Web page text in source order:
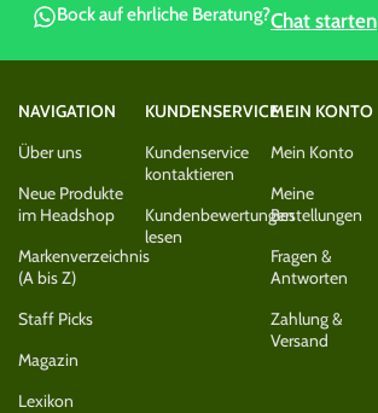
Bock auf ehrliche Beratung?Chat starten
NAVIGATION
Über uns
Neue Produkte
im Headshop
Markenverzeichnis
(A bis Z)
Staff Picks
Magazin
Lexikon
KUNDENSERVICE
Kundenservice
kontaktieren
Kundenbewertungen
lesen
MEIN KONTO
Mein Konto
Meine
Bestellungen
Fragen &
Antworten
Zahlung &
Versand